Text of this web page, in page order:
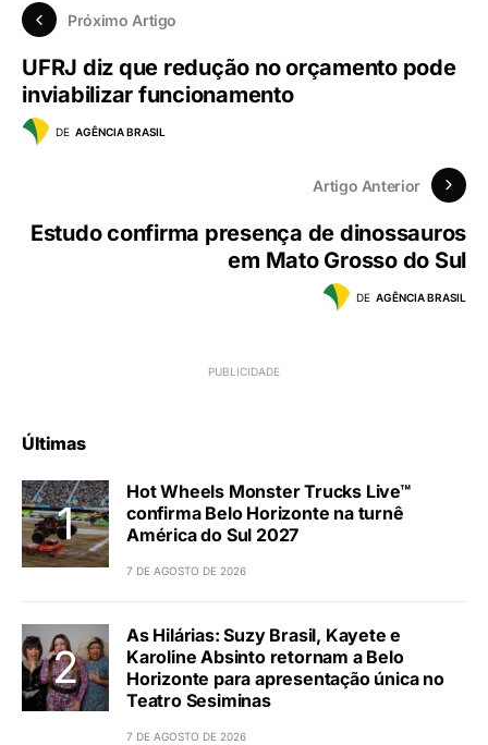
Próximo Artigo
UFRJ diz que redução no orçamento pode
inviabilizar funcionamento
DE AGÊNCIA BRASIL
Artigo Anterior
Estudo confirma presença de dinossauros
em Mato Grosso do Sul
DE AGÊNCIA BRASIL
Últimas
Hot Wheels Monster Trucks Live™
confirma Belo Horizonte na turnê
América do Sul 2027
7 DE AGOSTO DE 2026
As Hilárias: Suzy Brasil, Kayete e
Karoline Absinto retornam a Belo
Horizonte para apresentação única no
Teatro Sesiminas
7 DE AGOSTO DE 2026